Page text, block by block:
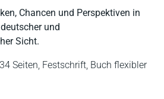
Chancen und Perspektiven in
und
Sicht.
Seiten, Festschrift, Buch flexibler